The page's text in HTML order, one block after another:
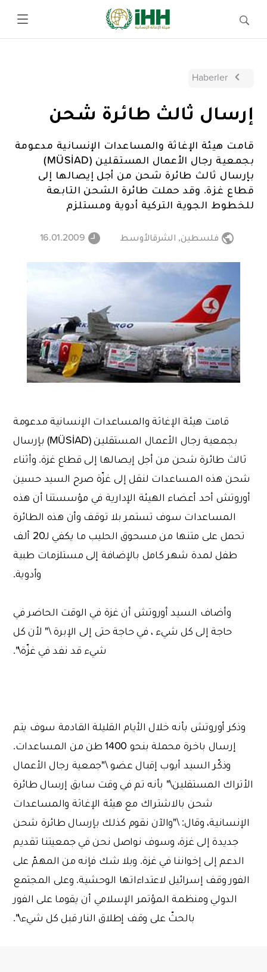
Haberler
إرسال ثالث طائرة شحن
قامت هيئة الإغاثة والمساعدات الإنسانية مدعومة
بجمعية رجال الأعمال المستقلين (MÜSİAD)
بإرسال ثالث طائرة شحن من أجل إيصالها إلى
قطاع غزة. وقد حملت طائرة الشحن التابعة
للخطوط الجوية التركية أدوية ومستلزم
فلسطين, الشرقالأوسط 16.01.2009
قامت هيئة الإغاثة والمساعدات الإنسانية مدعومة
بجمعية رجال الأعمال المستقلين (MÜSİAD) بإرسال
ثالث طائرة شحن من أجل إيصالها إلى قطاع غزة. وأثناء
شحن هذه المساعدات لنقل إلى غزّة صرح السيد حسين
أوروتش أحد أعضاء الهيئة الإدارية في مؤسستنا أن هذه
المساعدات سوف تستمر بلا توقف وأن هذه الطائرة
تحمل على متنها من مسحوق الحليب ما يكفي لـ20 ألف
طفل لمدة شهر كامل بالإضافة إلى مستلزمات طبية
وأدوية.
وأضاف السيد أوروتش أن غزة في الوقت الحاضر في
حاجة إلى كل شيء ، في حاجة حتى إلى الإبرة \" لأن كل
شيء قد نفد في غزّة\".
وذكر أوروتش بأنه خلال الأيام القليلة القادمة سوف يتم
إرسال باخرة محملة بنحو 1400 طن من المساعدات.
وذكّر السيد أيوب إقبال عضو \"جمعية رجال الأعمال
الأتراك المستقلين\" بأنه تم في وقت سابق إرسال طائرة
شحن بالاشتراك مع هيئة الإغاثة والمساعدات
الإنسانية، وقال: \"والآن نقوم كذلك بإرسال طائرة شحن
جديدة إلى غزة، وسوف نواصل نحن في جمعيتنا تقديم
الدعم إلى إخواننا في غزة. وبلا شك فإنه من المهمّ على
الفور وقف إسرائيل لاعتداءاتها الوحشية. وعلى المجتمع
الدولي ومنظمة المؤتمر الإسلامي أن يقوما على الفور
بالحثّ على وقف إطلاق النار قبل كل شيء\".